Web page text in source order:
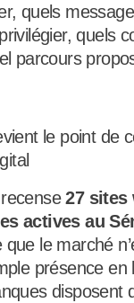
quels
quels
parcours
le point de
27 sites
actives au
le marché
présence en
disposent